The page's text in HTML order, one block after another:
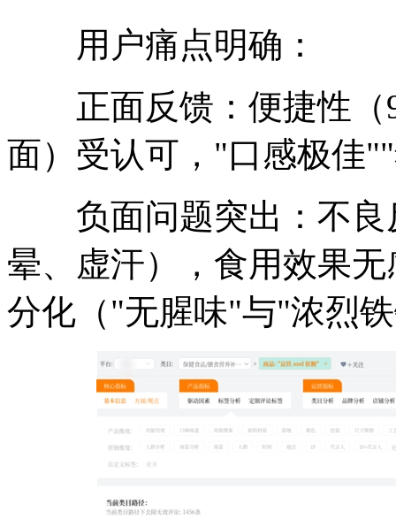
用户痛点明确：
正面反馈：便捷性（
面）受认可，"口感极佳
负面问题突出：不良
晕、虚汗），食用效果
分化（"无腥味"与"浓烈